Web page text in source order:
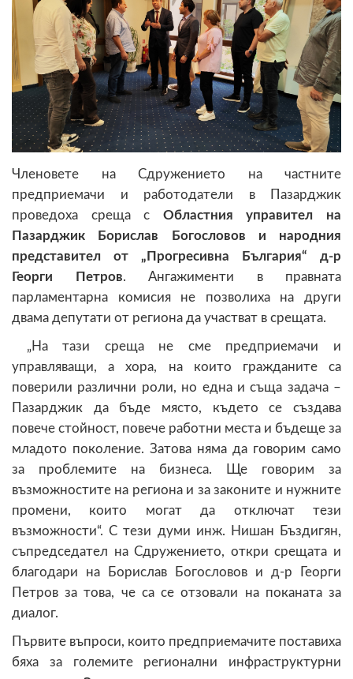
Членовете на Сдружението на частните
предприемачи и работодатели в Пазарджик
проведоха среща с Областния управител на
Пазарджик Борислав Богословов и народния
представител от „Прогресивна България“ д-р
Георги Петров. Ангажименти в правната
парламентарна комисия не позволиха на други
двама депутати от региона да участват в срещата.
„На тази среща не сме предприемачи и
управляващи, а хора, на които гражданите са
поверили различни роли, но една и съща задача –
Пазарджик да бъде място, където се създава
повече стойност, повече работни места и бъдеще за
младото поколение. Затова няма да говорим само
за проблемите на бизнеса. Ще говорим за
възможностите на региона и за законите и нужните
промени, които могат да отключат тези
възможности“. С тези думи инж. Нишан Бъздигян,
съпредседател на Сдружението, откри срещата и
благодари на Борислав Богословов и д-р Георги
Петров за това, че са се отзовали на поканата за
диалог.
Първите въпроси, които предприемачите поставиха
бяха за големите регионални инфраструктурни